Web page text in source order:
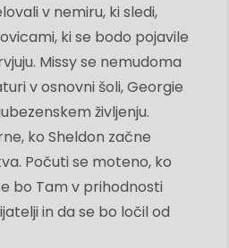
v nemiru, ki sledi,
ki se bodo pojavile
Missy se nemudoma
v osnovni šoli, Georgie
življenju.
ko Sheldon začne
Počuti se moteno, ko
bo Tam v prihodnosti
in da se bo ločil od